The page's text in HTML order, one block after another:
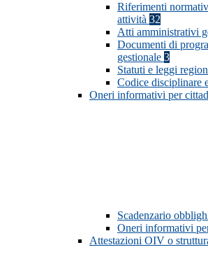
Riferimenti
attività 32
Atti amministrativi
Documenti di
gestionale 3
Statuti e leggi
Codice disciplinare
Oneri informativi per
Scadenzario
Oneri informativi
Attestazioni OIV o